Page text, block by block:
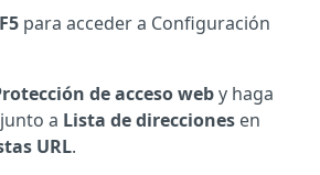
F5 para acceder a Configuración
de acceso weby haga
junto a Lista de direcciones en
URL.